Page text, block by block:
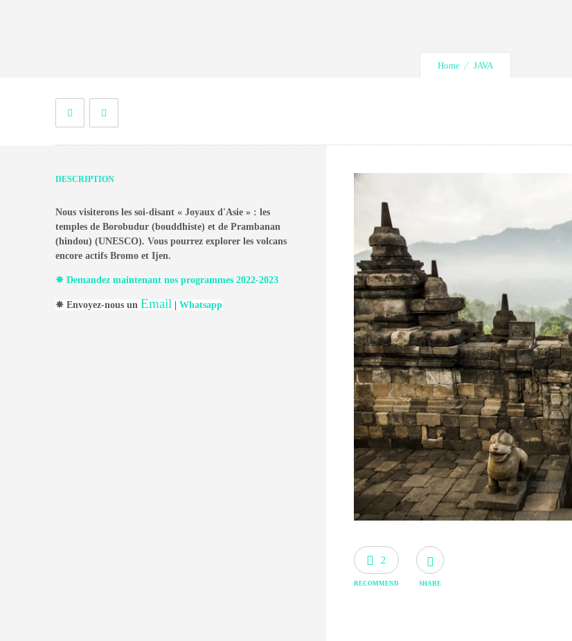
Home JAVA
2
RECOMMEND SHARE
DESCRIPTION
Nous visiterons les soi-disant « Joyaux d'Asie » : les
temples de Borobudur (bouddhiste) et de Prambanan
(hindou) (UNESCO). Vous pourrez explorer les volcans
encore actifs Bromo et Ijen.
✵ Demandez maintenant nos programmes 2022-2023
✵ Envoyez-nous un Email Whatsapp